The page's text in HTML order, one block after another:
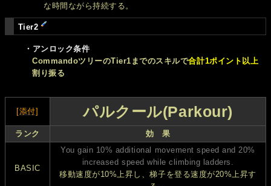
な時間ながら持続する。
Tier2
・アンロック条件
CommandoツリーのTier1までのスキルで合計1ポイント以上
割り振る
[添付] パルクール(Parkour)
ランク 効 果
BASIC
You gain 10% additional movement speed and 20%
increased speed while climbing ladders.
移動速度が10%上昇し、梯子を登る速度が20%上昇す